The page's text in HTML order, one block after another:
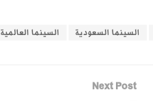
السينما السعودية السينما العالمية
Next Post